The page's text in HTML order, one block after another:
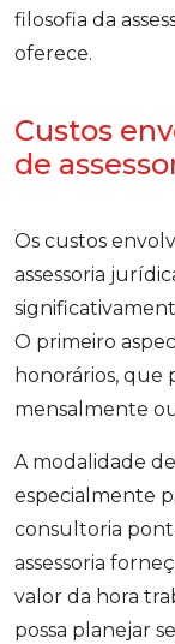
filosofia da
oferece.
Custos
de
Os custos
assessoria
O primeiro
honorários, que
mensalmente
A modalidade
especialmente
consultoria
assessoria
valor da hora
possa planejar